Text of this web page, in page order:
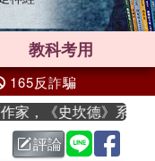
教科考用
165反詐騙
《史坎德》系列帶你
評論